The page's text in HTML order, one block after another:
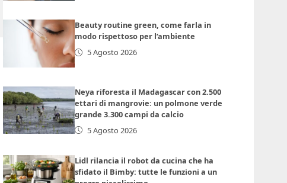
Beauty routine green, come farla in
modo rispettoso per l’ambiente
5 Agosto 2026
Neya riforesta il Madagascar con 2.500
ettari di mangrovie: un polmone verde
grande 3.300 campi da calcio
5 Agosto 2026
Lidl rilancia il robot da cucina che ha
sfidato il Bimby: tutte le funzioni a un